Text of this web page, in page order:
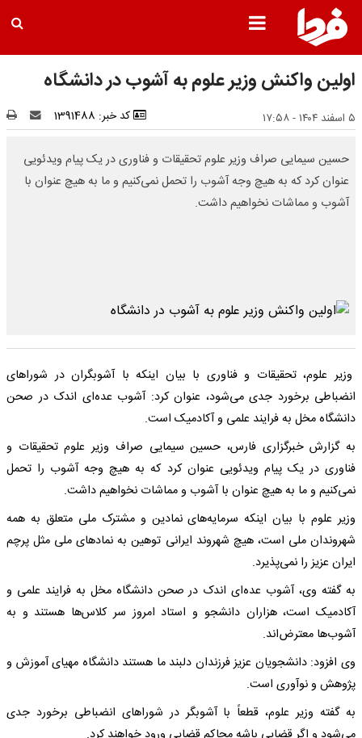
اولین واکنش وزیر علوم به آشوب در دانشگاه
۵ اسفند ۱۴۰۴ - ۱۷:۵۸ کد خبر: 1391488
حسین سیمایی صراف وزیر علوم تحقیقات و فناوری در یک پیام ویدئویی
عنوان کرد که به هیچ وجه آشوب را تحمل نمی‌کنیم و ما به هیچ عنوان با
آشوب و مماشات نخواهیم داشت.
وزیر علوم، تحقیقات و فناوری با بیان اینکه با آشوبگران در شوراهای
انضباطی برخورد جدی می‌شود، عنوان کرد: آشوب عده‌ای اندک در صحن
دانشگاه مخل به فرایند علمی و آکادمیک است.
به گزارش خبرگزاری فارس، حسین سیمایی صراف وزیر علوم تحقیقات و
فناوری در یک پیام ویدئویی عنوان کرد که به هیچ وجه آشوب را تحمل
نمی‌کنیم و ما به هیچ عنوان با آشوب و مماشات نخواهیم داشت.
وزیر علوم با بیان اینکه سرمایه‌های نمادین و مشترک ملی متعلق به همه
شهروندان ملی است، هیچ شهروند ایرانی توهین به نمادهای ملی مثل پرچم
ایران عزیز را نمی‌پذیرد.
به گفته وی، آشوب عده‌ای اندک در صحن دانشگاه مخل به فرایند علمی و
آکادمیک است، هزاران دانشجو و استاد امروز سر کلاس‌ها هستند و به
آشوب‌ها معترض‌اند.
وی افزود: دانشجویان عزیز فرزندان دلبند ما هستند دانشگاه مهیای آموزش و
پژوهش و نوآوری است.
به گفته وزیر علوم، قطعاً با آشوبگر در شوراهای انضباطی برخورد جدی